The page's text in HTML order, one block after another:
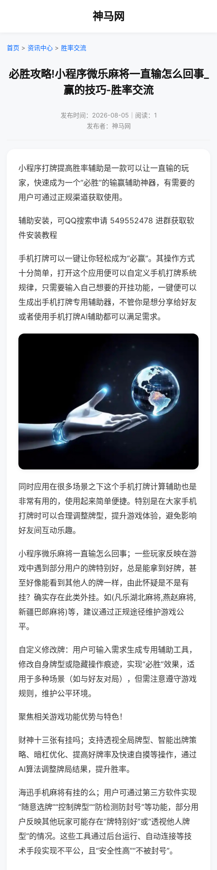
神马网
首页 > 资讯中心 > 胜率交流
必胜攻略!小程序微乐麻将一直输怎么回事_
赢的技巧-胜率交流
发布时间：2026-08-05｜阅读：1
发布者：神马网
小程序打牌提高胜率辅助是一款可以让一直输的玩
家，快速成为一个“必胜”的输赢辅助神器，有需要的
用户可通过正规渠道获取使用。
辅助安装，可QQ搜索申请 549552478 进群获取软
件安装教程
手机打牌可以一键让你轻松成为“必赢”。其操作方式
十分简单，打开这个应用便可以自定义手机打牌系统
规律，只需要输入自己想要的开挂功能，一键便可以
生成出手机打牌专用辅助器，不管你是想分享给好友
或者使用手机打牌AI辅助都可以满足需求。
同时应用在很多场景之下这个手机打牌计算辅助也是
非常有用的，使用起来简单便捷。特别是在大家手机
打牌时可以合理调整牌型，提升游戏体验，避免影响
好友间互动乐趣。
小程序微乐麻将一直输怎么回事；一些玩家反映在游
戏中遇到部分用户的牌特别好，总是能拿到好牌，甚
至好像能看到其他人的牌一样，由此怀疑是不是有
挂？确实存在此类外挂。如(凡乐湖北麻将,燕赵麻将,
新疆巴郎麻将)等，建议通过正规途径维护游戏公
平。
自定义修改牌：用户可输入需求生成专用辅助工具，
修改自身牌型或隐藏操作痕迹，实现“必胜”效果，适
用于多种场景（如与好友对局），但需注意遵守游戏
规则，维护公平环境。
聚焦相关游戏功能优势与特色！
财神十三张有挂吗；支持透视全局牌型、智能出牌策
略、暗杠优化、提高好牌率及快速自摸等操作，通过
AI算法调整牌局结果，提升胜率。
海迅手机麻将有挂的么；用户可通过第三方软件实现
“随意选牌”“控制牌型”“防检测防封号”等功能，部分用
户反映其他玩家可能存在“牌特别好”或“透视他人牌
型”的情况。这些工具通过后台运行、自动连接等技
术手段实现不平公，且“安全性高”“不被封号”。